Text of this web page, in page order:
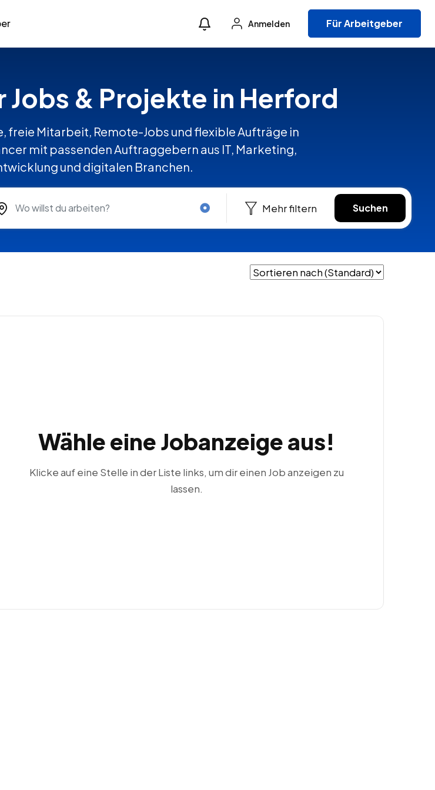
Anmelden Für Arbeitgeber
& Projekte in Herford
freie Mitarbeit, Remote-Jobs und flexible Aufträge in
mit passenden Auftraggebern aus IT, Marketing,
und digitalen Branchen.
Mehr filtern Suchen
Wähle eine Jobanzeige aus!
Klicke auf eine Stelle in der Liste links, um dir einen Job anzeigen zu
lassen.